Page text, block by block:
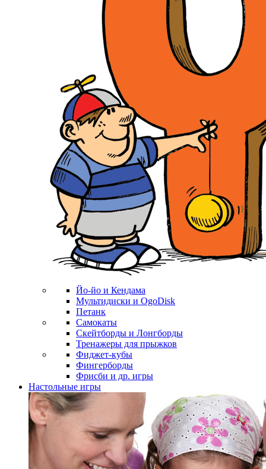
Йо-йо и Кендама
Мультидиски и OgoDisk
Петанк
Самокаты
Скейтборды и Лонгборды
Тренажеры для прыжков
Фиджет-кубы
Фингерборды
Фрисби и др. игры
Настольные игры